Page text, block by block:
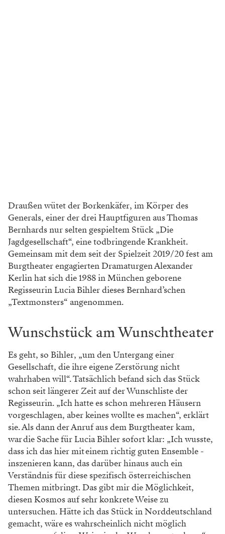
Draußen wütet der Borkenkäfer, im Körper des
Generals, einer der drei Hauptfiguren aus Thomas
Bernhards nur selten gespieltem Stück „Die
Jagdgesellschaft“, eine ­todbringende Krankheit.
Gemeinsam mit dem seit der Spielzeit 2019/20 fest am
Burgtheater engagierten Dramaturgen Alexander
Kerlin hat sich die 1988 in München ­geborene
Regisseurin Lucia Bihler dieses Bernhard’schen
„Textmonsters“ angenommen.
Wunschstück am Wunschtheater
Es geht, so Bihler, „um den Untergang einer
Gesellschaft, die ihre eigene Zerstörung nicht
wahrhaben will“. Tatsächlich befand sich das Stück
schon seit längerer Zeit auf der Wunschliste der
Regisseurin. „Ich hatte es schon mehreren Häusern
vorgeschlagen, aber keines wollte es machen“, erklärt
sie. Als dann der ­Anruf aus dem Burgtheater kam,
war die Sache für Lucia Bihler sofort klar: „Ich wusste,
dass ich das hier mit einem richtig guten Ensemble ­
inszenieren kann, das darüber hinaus auch ein
Verständnis für diese spezifisch österreichischen
Themen mitbringt. Das gibt mir die Möglichkeit,
diesen Kosmos auf sehr konkrete Weise zu
untersuchen. Hätte ich das Stück in Norddeutschland
gemacht, wäre es wahrscheinlich nicht möglich